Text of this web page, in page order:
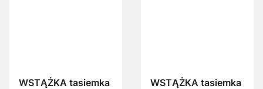
WSTĄŻKA tasiemka
WSTĄŻKA tasiemka